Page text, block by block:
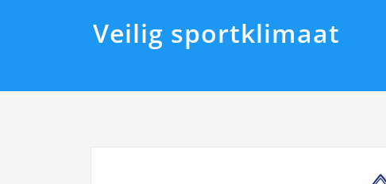
Veilig sportklimaat